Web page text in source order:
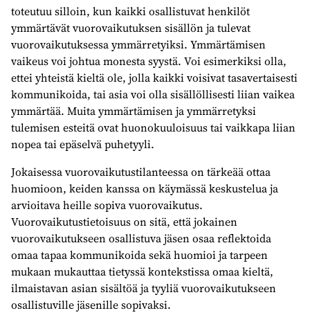
toteutuu silloin, kun kaikki osallistuvat henkilöt
ymmärtävät vuorovaikutuksen sisällön ja tulevat
vuorovaikutuksessa ymmärretyiksi. Ymmärtämisen
vaikeus voi johtua monesta syystä. Voi esimerkiksi olla,
ettei yhteistä kieltä ole, jolla kaikki voisivat tasavertaisesti
kommunikoida, tai asia voi olla sisällöllisesti liian vaikea
ymmärtää. Muita ymmärtämisen ja ymmärretyksi
tulemisen esteitä ovat huonokuuloisuus tai vaikkapa liian
nopea tai epäselvä puhetyyli.
Jokaisessa vuorovaikutustilanteessa on tärkeää ottaa
huomioon, keiden kanssa on käymässä keskustelua ja
arvioitava heille sopiva vuorovaikutus.
Vuorovaikutustietoisuus on sitä, että jokainen
vuorovaikutukseen osallistuva jäsen osaa reflektoida
omaa tapaa kommunikoida sekä huomioi ja tarpeen
mukaan mukauttaa tietyssä kontekstissa omaa kieltä,
ilmaistavan asian sisältöä ja tyyliä vuorovaikutukseen
osallistuville jäsenille sopivaksi.